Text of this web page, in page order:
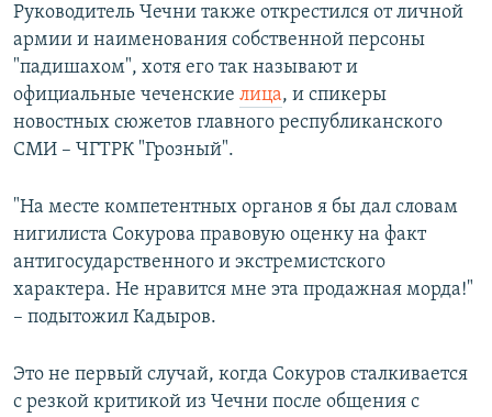
Руководитель Чечни также открестился от личной
армии и наименования собственной персоны
"падишахом", хотя его так называют и
официальные чеченские лица, и спикеры
новостных сюжетов главного республиканского
СМИ – ЧГТРК "Грозный".
"На месте компетентных органов я бы дал словам
нигилиста Сокурова правовую оценку на факт
антигосударственного и экстремистского
характера. Не нравится мне эта продажная морда!"
– подытожил Кадыров.
Это не первый случай, когда Сокуров сталкивается
с резкой критикой из Чечни после общения с